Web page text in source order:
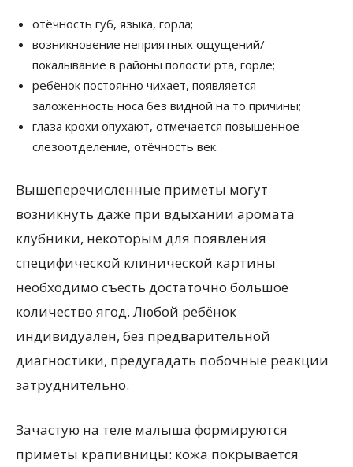
отёчность губ, языка, горла;
возникновение неприятных ощущений/
покалывание в районы полости рта, горле;
ребёнок постоянно чихает, появляется
заложенность носа без видной на то причины;
глаза крохи опухают, отмечается повышенное
слезоотделение, отёчность век.
Вышеперечисленные приметы могут
возникнуть даже при вдыхании аромата
клубники, некоторым для появления
специфической клинической картины
необходимо съесть достаточно большое
количество ягод. Любой ребёнок
индивидуален, без предварительной
диагностики, предугадать побочные реакции
затруднительно.
Зачастую на теле малыша формируются
приметы крапивницы: кожа покрывается